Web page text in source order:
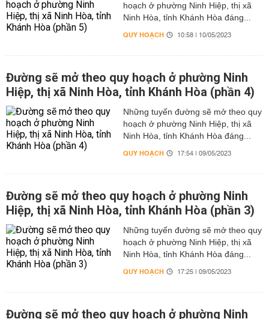
hoạch ở phường Ninh Hiệp, thị xã
Ninh Hòa, tỉnh Khánh Hòa đáng...
QUY HOẠCH 10:58 | 10/05/2023
Đường sẽ mở theo quy hoạch ở phường Ninh
Hiệp, thị xã Ninh Hòa, tỉnh Khánh Hòa (phần 4)
Những tuyến đường sẽ mở theo quy
hoạch ở phường Ninh Hiệp, thị xã
Ninh Hòa, tỉnh Khánh Hòa đáng...
QUY HOẠCH 17:54 | 09/05/2023
Đường sẽ mở theo quy hoạch ở phường Ninh
Hiệp, thị xã Ninh Hòa, tỉnh Khánh Hòa (phần 3)
Những tuyến đường sẽ mở theo quy
hoạch ở phường Ninh Hiệp, thị xã
Ninh Hòa, tỉnh Khánh Hòa đáng...
QUY HOẠCH 17:25 | 09/05/2023
Đường sẽ mở theo quy hoạch ở phường Ninh